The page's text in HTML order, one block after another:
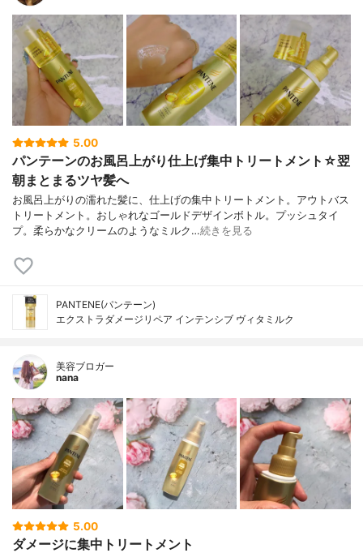
5.00
パンテーンのお風呂上がり仕上げ集中トリートメント☆翌
朝まとまるツヤ髪へ
お風呂上がりの濡れた髪に、仕上げの集中トリートメント。アウトバス
トリートメント。おしゃれなゴールドデザインボトル。プッシュタイ
プ。柔らかなクリームのようなミルク…続きを見る
PANTENE(パンテーン)
エクストラダメージリペア インテンシブ ヴィタミルク
美容ブロガー
nana
5.00
ダメージに集中トリートメント